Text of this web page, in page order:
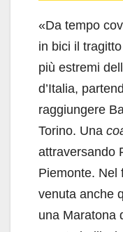
«Da tempo
in bici il
più estremi
d’Italia,
raggiungere
Torino. Una
attraversando
Piemonte. Nel
venuta anche
una Maratona